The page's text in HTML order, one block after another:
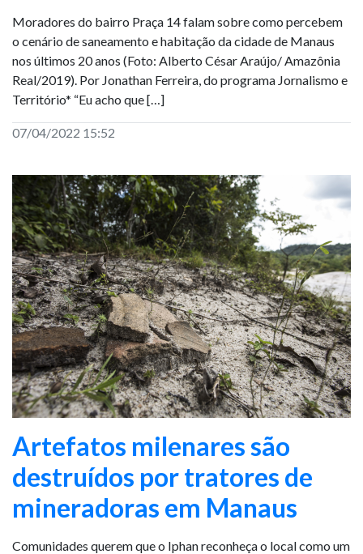
Moradores do bairro Praça 14 falam sobre como percebem
o cenário de saneamento e habitação da cidade de Manaus
nos últimos 20 anos (Foto: Alberto César Araújo/ Amazônia
Real/2019). Por Jonathan Ferreira, do programa Jornalismo e
Território* “Eu acho que […]
07/04/2022 15:52
Artefatos milenares são
destruídos por tratores de
mineradoras em Manaus
Comunidades querem que o Iphan reconheça o local como um